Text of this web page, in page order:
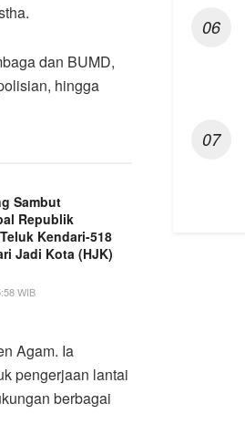
dan BUMD,
hingga
Sambut
Republik
Kendari-518
Jadi Kota (HJK)
WIB
Agam. Ia
pengerjaan lantai
berbagai